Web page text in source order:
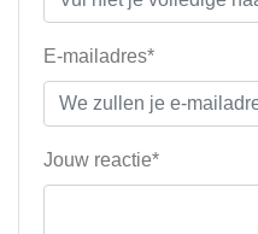
E-mailadres*
Jouw reactie*